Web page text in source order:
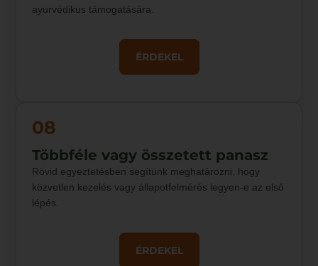
ayurvédikus támogatására.
ÉRDEKEL
08
Többféle vagy összetett panasz
Rövid egyeztetésben segítünk meghatározni, hogy
közvetlen kezelés vagy állapotfelmérés legyen-e az első
lépés.
ÉRDEKEL